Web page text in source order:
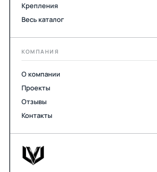
Крепления
Весь каталог
КОМПАНИЯ
О компании
Проекты
Отзывы
Контакты